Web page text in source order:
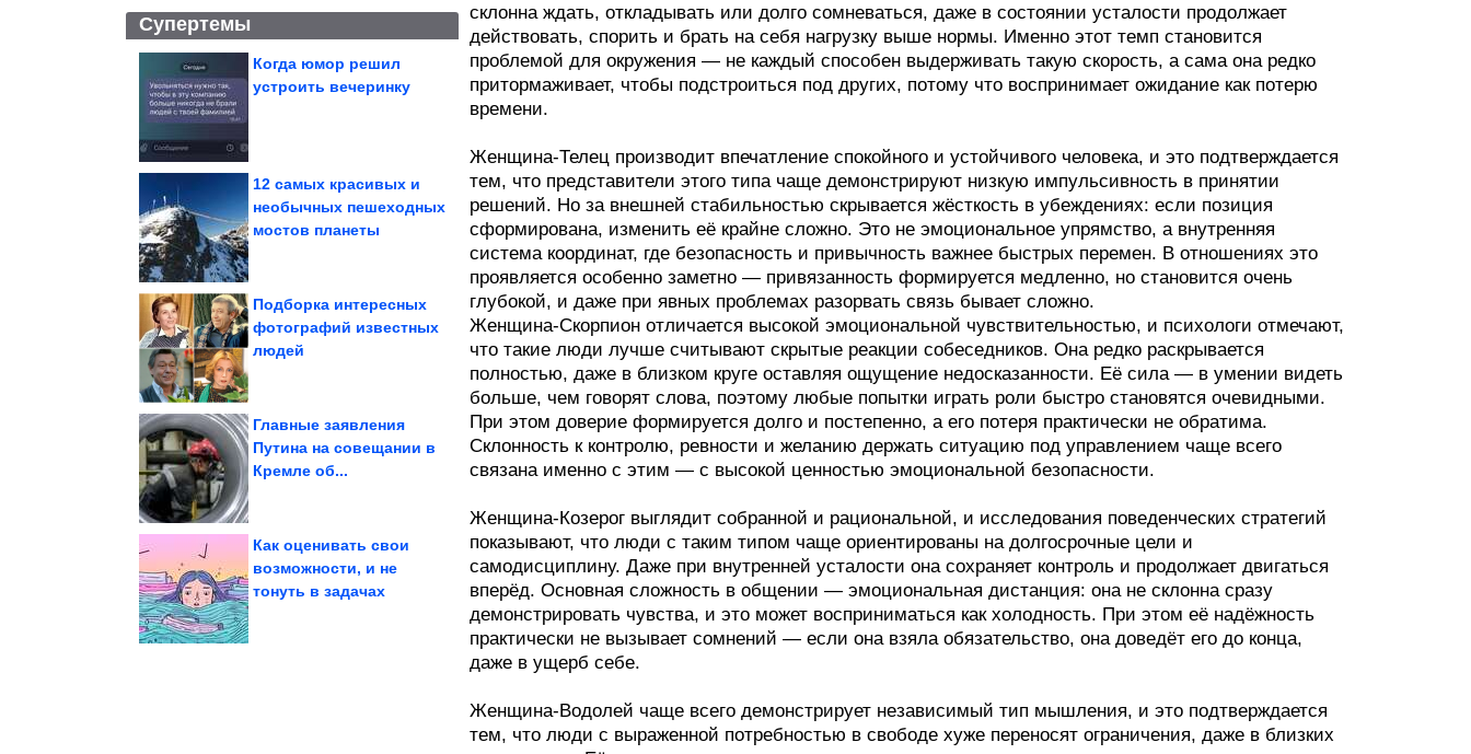
Супертемы
Стильный вязаный топ
Когда юмор решил
устроить вечеринку
12 самых красивых и
необычных пешеходных
мостов планеты
Подборка интересных
фотографий известных
людей
10 минут в день изменят
здоровье...
Главные заявления
Путина на совещании в
Кремле об...
Приколы со всяким
разным
Как оценивать свои
возможности, и не
тонуть в задачах
склонна ждать, откладывать или долго сомневаться, даже в состоянии усталости продолжает
действовать, спорить и брать на себя нагрузку выше нормы. Именно этот темп становится
проблемой для окружения — не каждый способен выдерживать такую скорость, а сама она редко
притормаживает, чтобы подстроиться под других, потому что воспринимает ожидание как потерю
времени.
Женщина-Телец производит впечатление спокойного и устойчивого человека, и это подтверждается
тем, что представители этого типа чаще демонстрируют низкую импульсивность в принятии
решений. Но за внешней стабильностью скрывается жёсткость в убеждениях: если позиция
сформирована, изменить её крайне сложно. Это не эмоциональное упрямство, а внутренняя
система координат, где безопасность и привычность важнее быстрых перемен. В отношениях это
проявляется особенно заметно — привязанность формируется медленно, но становится очень
глубокой, и даже при явных проблемах разорвать связь бывает сложно.
Женщина-Скорпион отличается высокой эмоциональной чувствительностью, и психологи отмечают,
что такие люди лучше считывают скрытые реакции собеседников. Она редко раскрывается
полностью, даже в близком круге оставляя ощущение недосказанности. Её сила — в умении видеть
больше, чем говорят слова, поэтому любые попытки играть роли быстро становятся очевидными.
При этом доверие формируется долго и постепенно, а его потеря практически не обратима.
Склонность к контролю, ревности и желанию держать ситуацию под управлением чаще всего
связана именно с этим — с высокой ценностью эмоциональной безопасности.
Женщина-Козерог выглядит собранной и рациональной, и исследования поведенческих стратегий
показывают, что люди с таким типом чаще ориентированы на долгосрочные цели и
самодисциплину. Даже при внутренней усталости она сохраняет контроль и продолжает двигаться
вперёд. Основная сложность в общении — эмоциональная дистанция: она не склонна сразу
демонстрировать чувства, и это может восприниматься как холодность. При этом её надёжность
практически не вызывает сомнений — если она взяла обязательство, она доведёт его до конца,
даже в ущерб себе.
Женщина-Водолей чаще всего демонстрирует независимый тип мышления, и это подтверждается
тем, что люди с выраженной потребностью в свободе хуже переносят ограничения, даже в близких